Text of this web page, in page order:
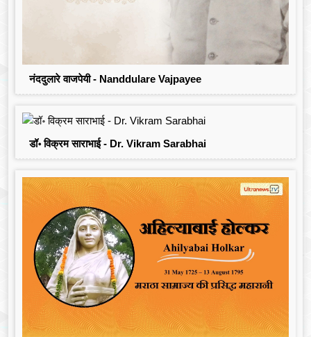
नंददुलारे वाजपेयी - Nanddulare Vajpayee
डॉ॰ विक्रम साराभाई - Dr. Vikram Sarabhai